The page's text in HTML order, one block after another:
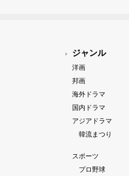
ジャンル
洋画
邦画
海外ドラマ
国内ドラマ
アジアドラマ
韓流まつり
スポーツ
プロ野球